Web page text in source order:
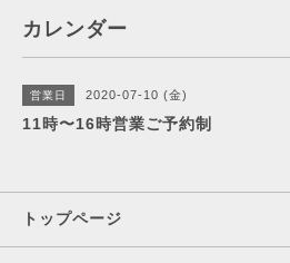
カレンダー
営業日 2020-07-10 (金)
11時〜16時営業ご予約制
トップページ